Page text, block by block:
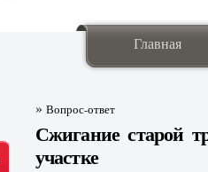
Главная
»Вопрос-ответ
Сжигание старой
участке